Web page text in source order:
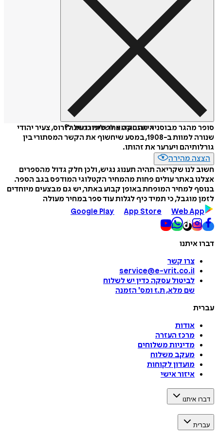
איזה פורמט לשלוח כמתנה?
סופר מהגר מבוסניה מתחקה אחר סיפורו של לזרוס, צעיר יהודי
שנורה למוות ב-1908, במסע שיחשוף את הקשר המסתורי בין
גורלותיהם ויערער את זהותו.
הצצה מהירה
חשוב לנו שקריאה תהיה תענוג נגיש, ולכן חלק גדול מהספרים
אצלנו באתר עולים פחות מהמחיר הקטלוגי המודפס בגב הספר.
בנוסף למחיר המופחת באופן קבוע באתר, יש גם מבצעים מיוחדים
לזמן מוגבל, כי תמיד כיף לגלות עוד ספר במחיר מעולה
Google Play
App Store Web App
דברו איתנו
צרו קשר
service@e-vrit.co.il
לביטול עסקה כדין יש לשלוח
שם מלא, ת.ז ומס' הזמנה
עברית
אודות
מרכז העזרה
מדיניות משלוחים
מעקב משלוח
מועדון לקוחות
איזור אישי
דברו איתנו
עברית